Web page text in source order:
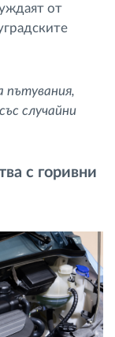
от
пътувания,
случайни
с горивни